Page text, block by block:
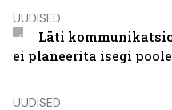
UUDISED
Läti
ei planeerita isegi
UUDISED